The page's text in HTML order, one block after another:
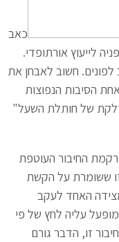
כאב
לייעוץ אורתופדי.
חשוב לאבחן את
הסיבות הנפוצות
של חותלת השעל"
החיבור העוטפת
זו ששומרת על הקשת
האחד לעקב
מופעל עליה לחץ של פי
זו, הדבר גורם